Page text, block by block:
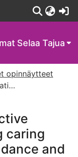
Selaa Tajua
opinnäytteet
Dreaming to life Collective Liberation: Cultivating caring communities through dance and movement
caring
and